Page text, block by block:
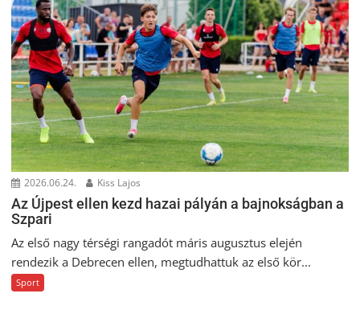
2026.06.24. Kiss Lajos
Az Újpest ellen kezd hazai pályán a bajnokságban a
Szpari
Az első nagy térségi rangadót máris augusztus elején
rendezik a Debrecen ellen, megtudhattuk az első kör...
Sport